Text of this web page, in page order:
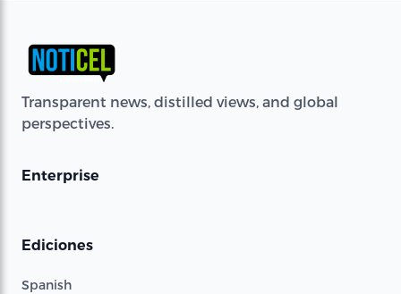
Transparent news, distilled views, and global
perspectives.
Enterprise
Ediciones
Spanish